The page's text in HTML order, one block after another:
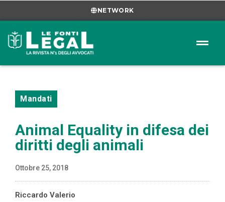
NETWORK
Mandati
Animal Equality in difesa dei
diritti degli animali
Ottobre 25, 2018
Riccardo Valerio